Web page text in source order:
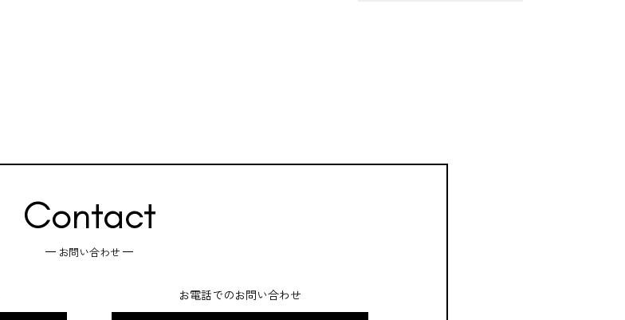
Contact
お問い合わせ
お電話でのお問い合わせ